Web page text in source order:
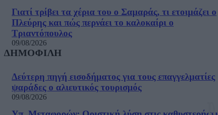
Γιατί τρίβει τα χέρια του ο Σαμαράς, τι ετοιμάζει ο
Πλεύρης και πώς περνάει το καλοκαίρι ο
Τριαντόπουλος
09/08/2026
ΔΗΜΟΦΙΛΗ
Δεύτερη πηγή εισοδήματος για τους επαγγελματίες
ψαράδες ο αλιευτικός τουρισμός
09/08/2026